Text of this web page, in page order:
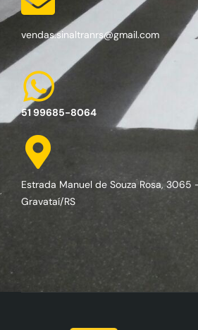
vendas.sinaltranrs@gmail.com
51 99685-8064
Estrada Manuel de Souza Rosa,
Gravataí/RS